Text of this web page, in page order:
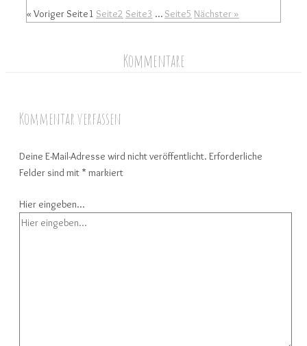
« Voriger Seite1 Seite2 Seite3 … Seite5 Nächster »
Kommentare
Kommentar verfassen
Deine E-Mail-Adresse wird nicht veröffentlicht. Erforderliche
Felder sind mit * markiert
Hier eingeben…